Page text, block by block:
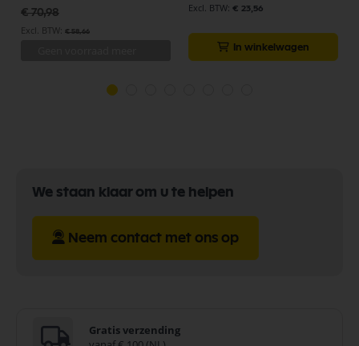
€ 70,98
€ 58,66
€ 23,56
In winkelwagen
We staan klaar om u te helpen
Neem contact met ons op
Gratis verzending